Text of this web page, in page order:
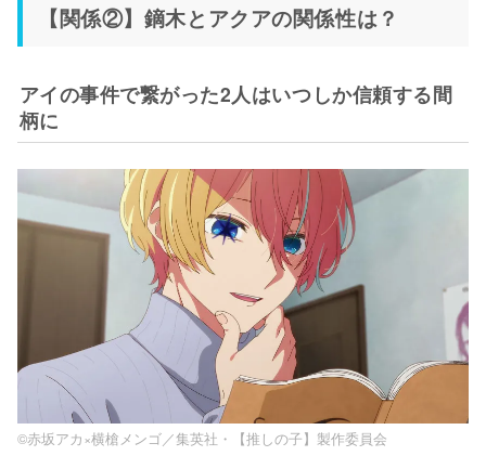
【関係②】鏑木とアクアの関係性は？
アイの事件で繋がった2人はいつしか信頼する間
柄に
©赤坂アカ×横槍メンゴ／集英社・【推しの子】製作委員会